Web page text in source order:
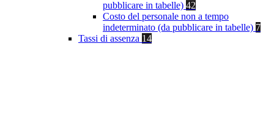
pubblicare in tabelle) 42
Costo del personale non a tempo
indeterminato (da pubblicare in tabelle) 7
Tassi di assenza 14